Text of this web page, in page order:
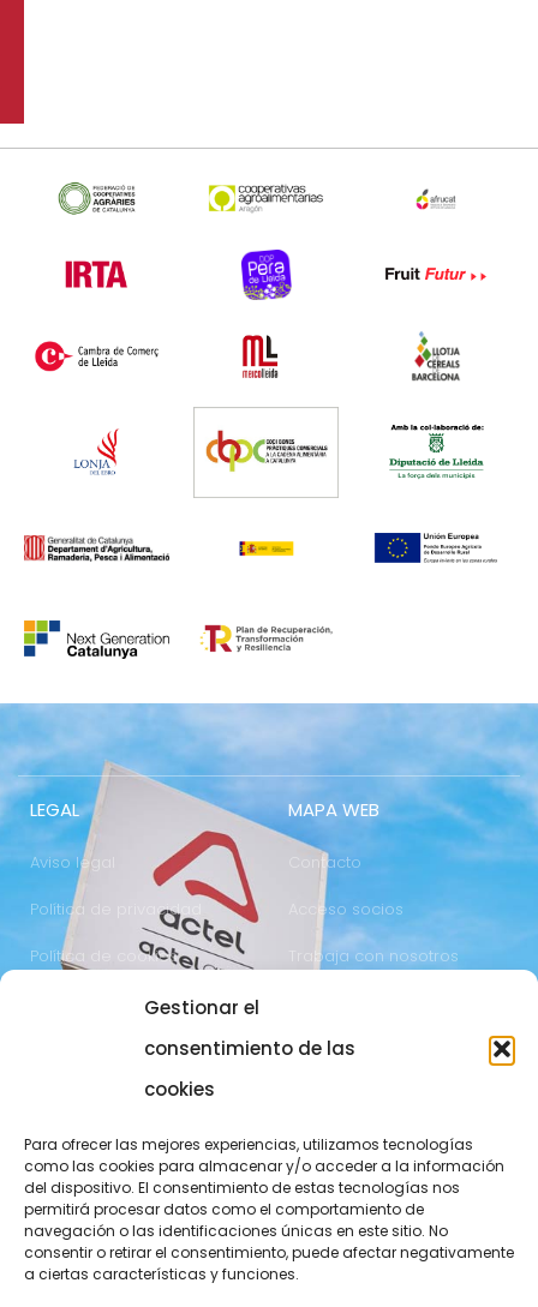
Gestionar el
consentimiento de las
cookies
Para ofrecer las mejores experiencias, utilizamos tecnologías
como las cookies para almacenar y/o acceder a la información
del dispositivo. El consentimiento de estas tecnologías nos
permitirá procesar datos como el comportamiento de
navegación o las identificaciones únicas en este sitio. No
consentir o retirar el consentimiento, puede afectar negativamente
a ciertas características y funciones.
LEGAL
Aviso legal
Política de privacidad
Política de cookies
MAPA WEB
Contacto
Acceso socios
Trabaja con nosotros
973 700 800
actel@actel.es
25196 Lleida
comunicacio@actel.es
CONOCE NOVACOOP